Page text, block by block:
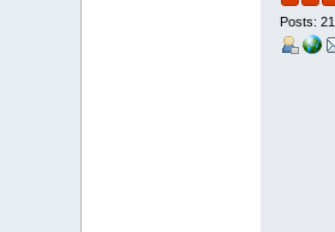
Posts: